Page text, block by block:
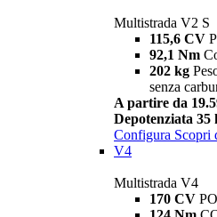
Multistrada V2 S
115,6 CV
92,1 Nm
202 kg
senza
A partire da
Depotenziata 35
Configura Scopri
V4
Multistrada V4
170 CV